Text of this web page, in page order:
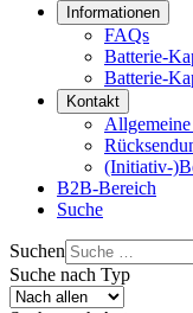
Informationen
FAQs
Batterie-
Batterie-
Kontakt
(Initiativ-
B2B-Bereich
Suche
Suchen
Suche nach Typ